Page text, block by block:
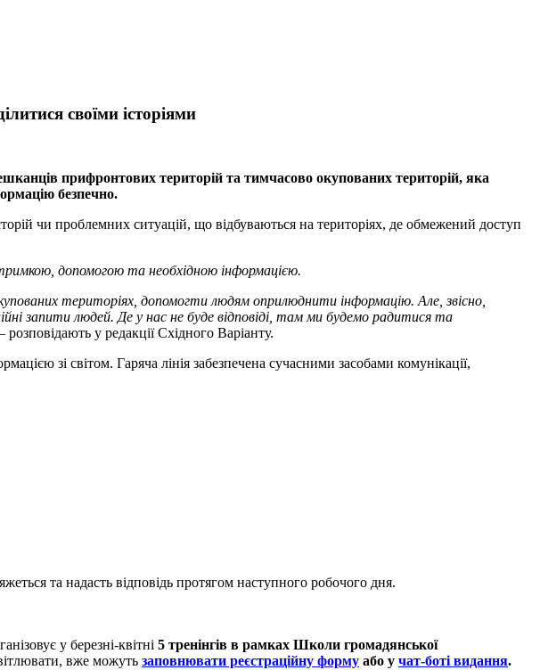
своїми історіями
прифронтових територій та тимчасово окупованих територій, яка
безпечно.
чи проблемних ситуацій, що відбуваються на територіях, де обмежений доступ
допомогою та необхідною інформацією.
територіях, допомогти людям оприлюднити інформацію. Але, звісно,
запити людей. Де у нас не буде відповіді, там ми будемо радитися та
у редакції Східного Варіанту.
зі світом. Гаряча лінія забезпечена сучасними засобами комунікації,
та надасть відповідь протягом наступного робочого дня.
у березні-квітні 5 тренінгів в рамках Школи громадянської
вже можуть заповнювати реєстраційну форму або у чат-боті видання.